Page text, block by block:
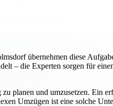
übernehmen diese
– die Experten sorgen für
planen und umzusetzen. Ein
Umzügen ist eine solche